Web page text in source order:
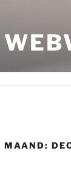
MAAND: